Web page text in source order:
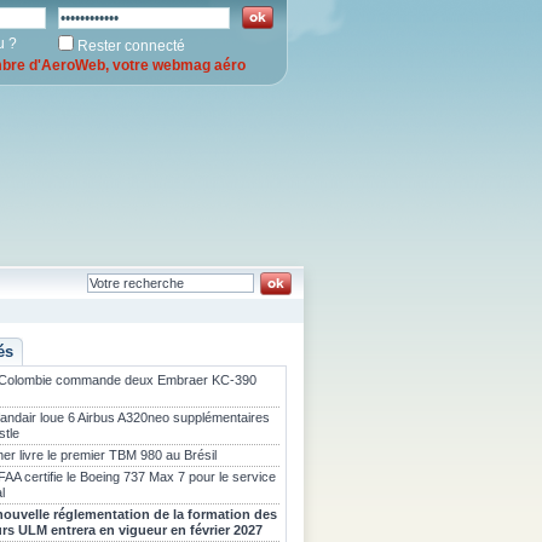
?
Rester connecté
d'AeroWeb, votre webmag aéro
commande deux Embraer KC-390
loue 6 Airbus A320neo supplémentaires
livre le premier TBM 980 au Brésil
certifie le Boeing 737 Max 7 pour le service
réglementation de la formation des
ULM entrera en vigueur en février 2027